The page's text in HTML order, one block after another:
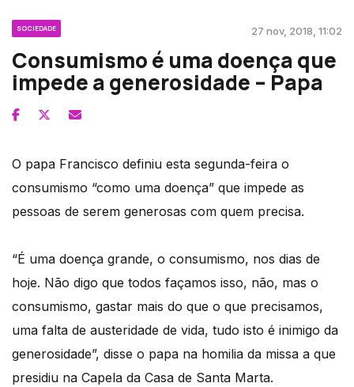
SOCIEDADE 27 nov, 2018, 11:02
Consumismo é uma doença que
impede a generosidade – Papa
O papa Francisco definiu esta segunda-feira o
consumismo “como uma doença” que impede as
pessoas de serem generosas com quem precisa.
“É uma doença grande, o consumismo, nos dias de
hoje. Não digo que todos façamos isso, não, mas o
consumismo, gastar mais do que o que precisamos,
uma falta de austeridade de vida, tudo isto é inimigo da
generosidade”, disse o papa na homilia da missa a que
presidiu na Capela da Casa de Santa Marta.